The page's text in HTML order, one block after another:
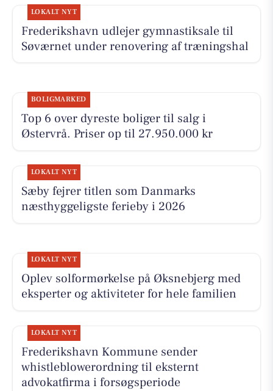
LOKALT NYT
Frederikshavn udlejer gymnastiksale til
Søværnet under renovering af træningshal
BOLIGMARKED
Top 6 over dyreste boliger til salg i
Østervrå. Priser op til 27.950.000 kr
LOKALT NYT
Sæby fejrer titlen som Danmarks
næsthyggeligste ferieby i 2026
LOKALT NYT
Oplev solformørkelse på Øksnebjerg med
eksperter og aktiviteter for hele familien
LOKALT NYT
Frederikshavn Kommune sender
whistleblowerordning til eksternt
advokatfirma i forsøgsperiode